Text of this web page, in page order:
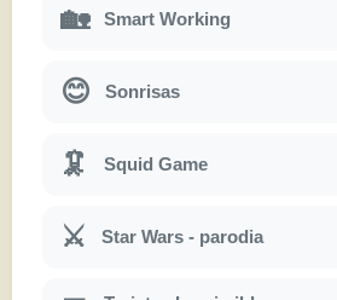
🏡 Smart Working
😊 Sonrisas
🦑 Squid Game
⚔ Star Wars - parodia